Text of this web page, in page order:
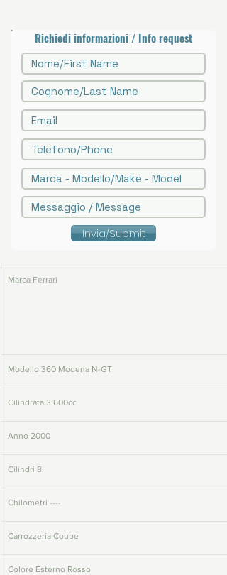
Marca Ferrari
Modello 360 Modena N-GT
Cilindrata 3.600cc
Anno 2000
Cilindri 8
Chilometri ----
Carrozzeria Coupe
Colore Esterno Rosso
Richiedi informazioni / Info request
Invia/Submit